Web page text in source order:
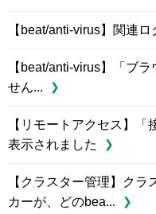
【beat/anti-virus】関連
【beat/anti-virus】「ブ
せん...
【リモートアクセス】
表示されました
【クラスター管理】ク
カーが、どのbea...